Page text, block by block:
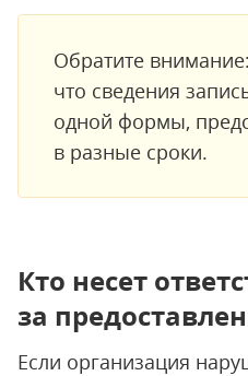
Обратите
что сведения
одной формы,
в разные сроки.
Кто несет
за
Если организация